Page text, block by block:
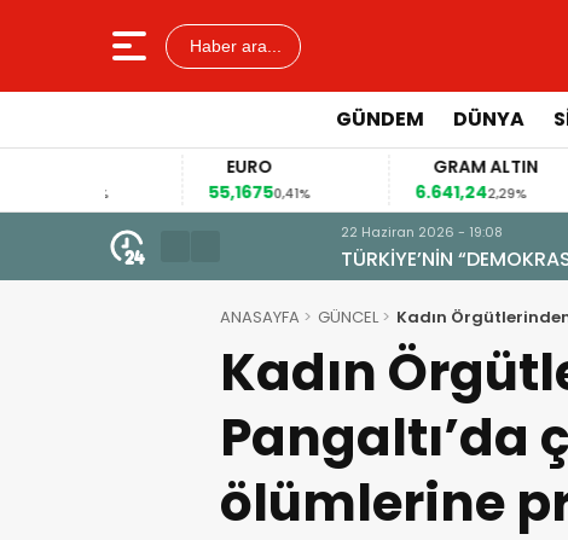
Haber ara...
GÜNDEM DÜNYA
0,41%
GRAM ALTIN
2,29%
22 Haziran 2026 - 19:08
TÜRKİYE’NİN “DEMOKRASİ VE
ANASAYFA GÜNCEL Kadın
Kadın
Pangaltı’da
ölümlerine